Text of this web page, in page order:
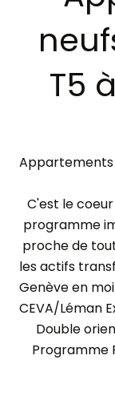
T5
Appartements
C'est le
programme
proche de
les actifs
Genève en
CEVA/Léman
Double
Programme